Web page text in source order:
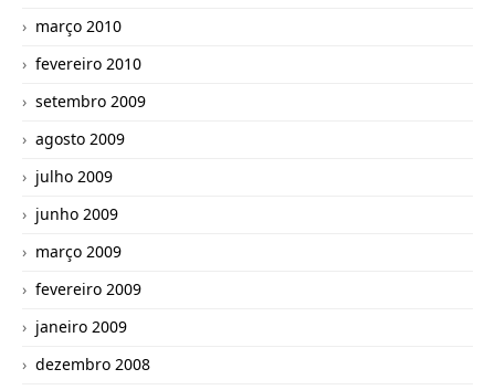
março 2010
fevereiro 2010
setembro 2009
agosto 2009
julho 2009
junho 2009
março 2009
fevereiro 2009
janeiro 2009
dezembro 2008